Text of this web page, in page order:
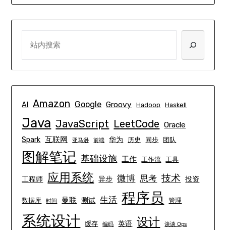
AI Amazon Google Groovy Hadoop Haskell
Java JavaScript LeetCode Oracle
Spark 互联网 亚马逊 前端 华为 历史 同步 团队
图解笔记 基础设施 工作 工作流 工具
工程师 应用系统 异步 微博 思考 技术 投资
数据库 时间 曼联 测试 生活 程序员 管理
系统设计 缓存 编码 英语 设计 谈谈 Ops